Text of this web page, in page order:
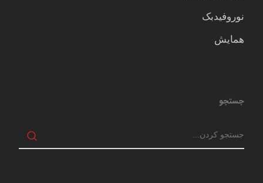
نوروفیدبک
همایش
جستجو